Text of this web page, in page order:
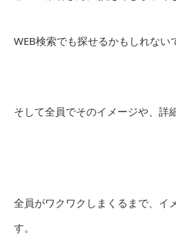
WEB検索でも探せるかもしれない
そして全員でそのイメージや、詳
全員がワクワクしまくるまで、イ
す。